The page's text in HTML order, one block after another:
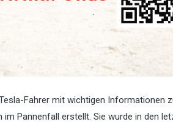
Fahrer mit wichtigen Informationen
Pannenfall erstellt. Sie wurde in den